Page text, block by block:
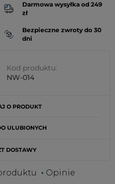
Darmowa wysyłka od 249
zł
Bezpieczne zwroty do 30
dni
Kod produktu:
NW-014
O PRODUKT
ULUBIONYCH
DOSTAWY
Opinie